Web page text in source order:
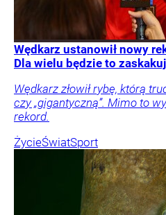
Wędkarz ustanowił nowy
Dla wielu będzie to
Wędkarz złowił rybę, którą
czy „gigantyczną”. Mimo to
rekord.
ŻycieŚwiatSport